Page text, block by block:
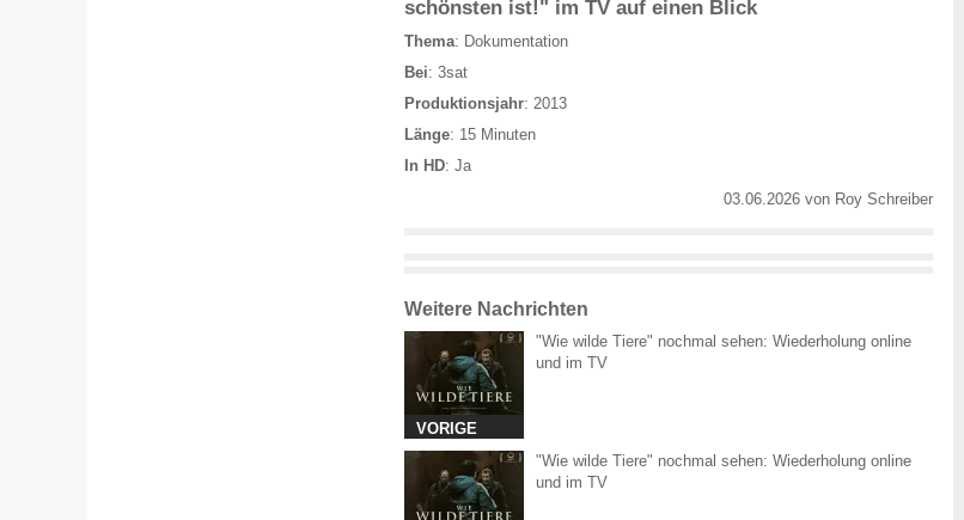
schönsten ist!" im TV auf einen Blick
Thema: Dokumentation
Bei: 3sat
Produktionsjahr: 2013
Länge: 15 Minuten
In HD: Ja
03.06.2026 von Roy Schreiber
Weitere Nachrichten
VORIGE
"Wie wilde Tiere" nochmal sehen: Wiederholung online
und im TV
"Wie wilde Tiere" nochmal sehen: Wiederholung online
und im TV